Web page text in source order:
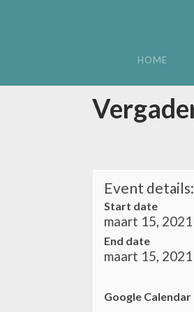
HOME
Event details:
Start date
maart 15,
End date
maart 15,
Google Calendar